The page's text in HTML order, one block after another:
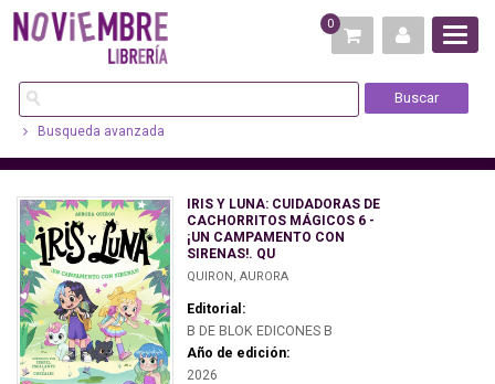
0
Busqueda avanzada
IRIS Y LUNA: CUIDADORAS DE
CACHORRITOS MÁGICOS 6 -
¡UN CAMPAMENTO CON
SIRENAS!. QU
QUIRON, AURORA
Editorial:
B DE BLOK EDICONES B
Año de edición:
2026